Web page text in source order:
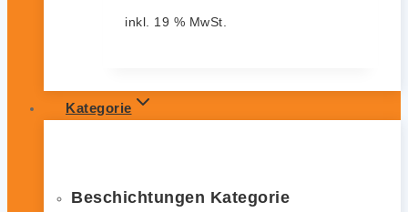
inkl. 19 % MwSt.
Kategorie
Beschichtungen Kategorie